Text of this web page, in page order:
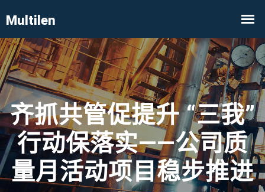
齐抓共管促提升 “三我”
行动保落实——公司质
量月活动项目稳步推进